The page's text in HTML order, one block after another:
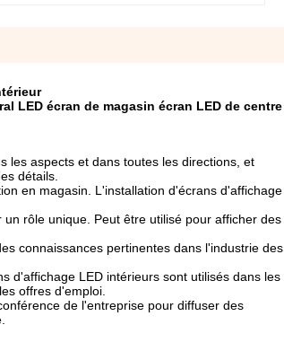
LED écran de magasin écran LED de centre
les aspects et dans toutes les directions, et
détails.
en magasin. L'installation d'écrans d'affichage
rôle unique. Peut être utilisé pour afficher des
connaissances pertinentes dans l'industrie des
d'affichage LED intérieurs sont utilisés dans les
offres d'emploi.
de l'entreprise pour diffuser des